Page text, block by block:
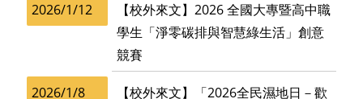
2026/1/12
【校外來文】2026 全國大專暨高中職
學生「淨零碳排與智慧綠生活」創意
競賽
2026/1/8
【校外來文】「2026全民濕地日－歡